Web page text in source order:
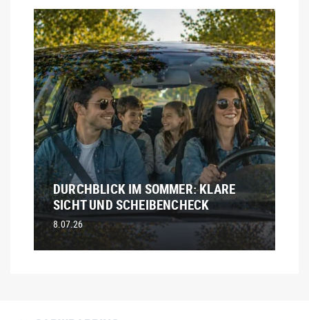
DURCHBLICK IM SOMMER: KLARE
SICHT UND SCHEIBENCHECK
8.07.26